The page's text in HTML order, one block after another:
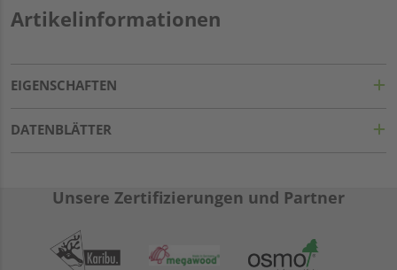
Artikelinformationen
EIGENSCHAFTEN
DATENBLÄTTER
Unsere Zertifizierungen und Partner